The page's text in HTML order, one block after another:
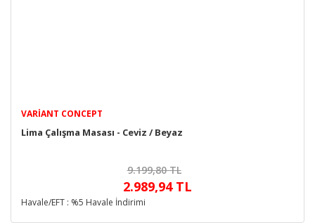
VARIANT CONCEPT
Lima Çalışma Masası - Ceviz / Beyaz
9.199,80 TL
2.989,94 TL
Havale/EFT : %5 Havale İndirimi